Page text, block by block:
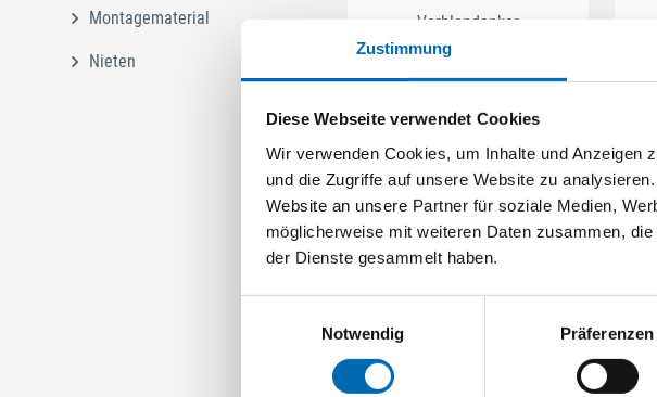
Zustimmung
Diese Webseite verwendet Cookies
Wir verwenden Cookies, um Inhalte und Anzeigen
und die Zugriffe auf unsere Website zu
Website an unsere Partner für soziale Medien,
möglicherweise mit weiteren Daten zusammen,
der Dienste gesammelt haben.
Notwendig
Präferenzen
Montagematerial
Nieten
Verblendanker
Stahlanker sind eine mechanische
Innen- und Außenbereich und unter